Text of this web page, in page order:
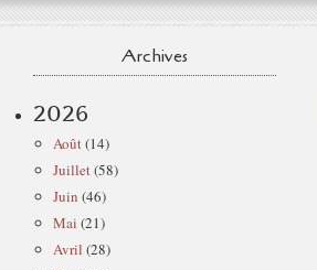
Archives
2026
Août(14)
Juillet(58)
Juin (46)
Mai (21)
Avril (28)